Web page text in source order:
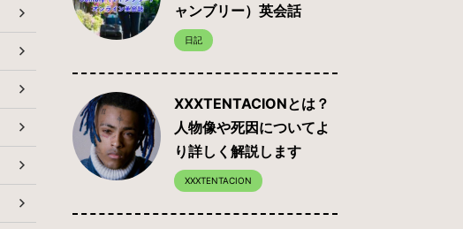
ャンブリー）英会話
日記
XXXTENTACIONとは？
人物像や死因についてよ
り詳しく解説します
XXXTENTACION